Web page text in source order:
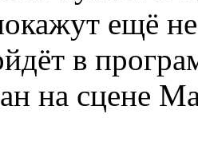
ещё
в
на сцене